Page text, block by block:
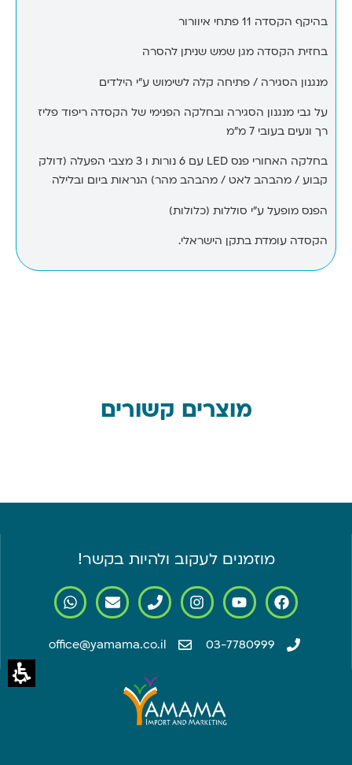
בהיקף הקסדה 11 פתחי איוורור
בחזית הקסדה מגן שמש שניתן להסרה
מנגנון הסגירה / פתיחה קלה לשימוש ע”י הילדים
על גבי מנגנון הסגירה ובחלקה הפנימי של הקסדה ריפוד פליז
רך ונעים בעובי 7 מ”מ
בחלקה האחורי פנס LED
עם 6 נורות ו 3 מצבי הפעלה (דולק
קבוע / מהבהב לאט / מהבהב מהר) הנראות ביום ובלילה
הפנס מופעל ע”י סוללות (כלולות)
הקסדה עומדת בתקן הישראלי.
מוצרים קשורים
מוזמנים לעקוב ולהיות בקשר!
03-7780999
office@yamama.co.il